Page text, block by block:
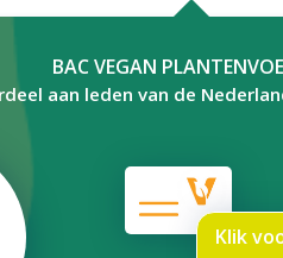
BAC VEGAN
aan leden van de
Klik